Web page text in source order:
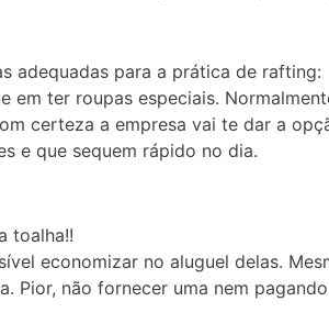
adequadas para a prática de rafting:
em ter roupas especiais.
certeza a empresa vai te dar a
e que sequem rápido no dia.
toalha!!
economizar no aluguel delas.
Pior, não fornecer uma nem